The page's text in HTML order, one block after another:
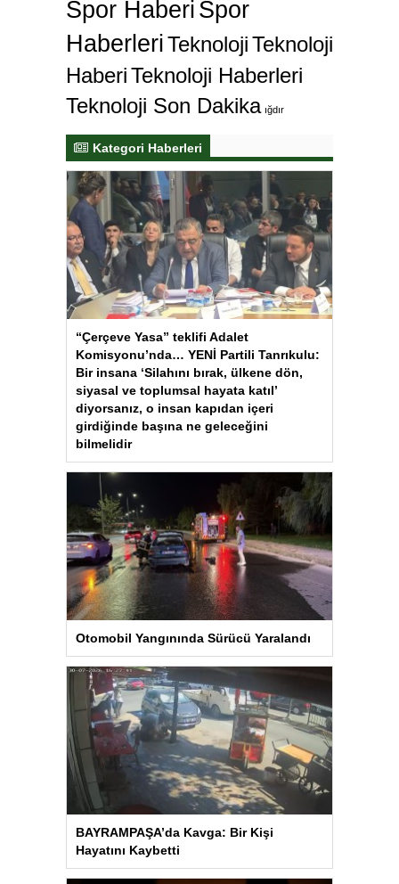
Spor Haberi Spor
HaberleriTeknolojiTeknoloji
HaberiTeknoloji Haberleri
Teknoloji Son Dakika ığdır
Kategori Haberleri
“Çerçeve Yasa” teklifi Adalet
Komisyonu’nda… YENİ Partili Tanrıkulu:
Bir insana ‘Silahını bırak, ülkene dön,
siyasal ve toplumsal hayata katıl’
diyorsanız, o insan kapıdan içeri
girdiğinde başına ne geleceğini
bilmelidir
Otomobil Yangınında Sürücü Yaralandı
BAYRAMPAŞA’da Kavga: Bir Kişi
Hayatını Kaybetti